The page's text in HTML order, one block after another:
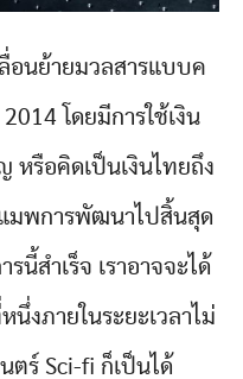
อนย้ายมวลสารแบบค
โดยมีการใช้เงิน
หรือคิดเป็นเงินไทยถึง
มพการพัฒนาไปสิ้นสุด
นี้สำเร็จ เราอาจจะได้
งภายในระยะเวลาไม่
ร์ Sci-fi ก็เป็นได้